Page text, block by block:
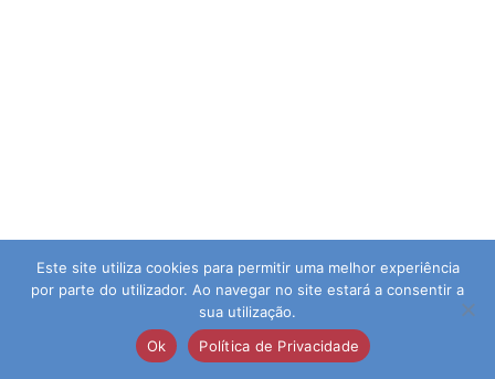
Este site utiliza cookies para permitir uma melhor experiência
por parte do utilizador. Ao navegar no site estará a consentir a
sua utilização.
Ok
Política de Privacidade